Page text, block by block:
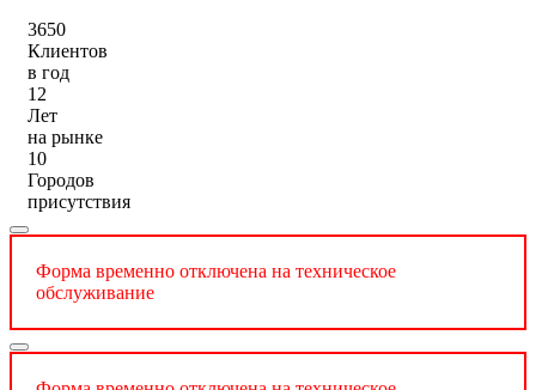
3650
Клиентов
в год
12
Лет
на рынке
10
Городов
присутствия
Форма временно отключена на техническое
обслуживание